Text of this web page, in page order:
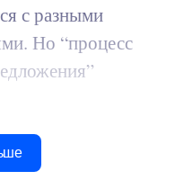
с разными
Но “процесс